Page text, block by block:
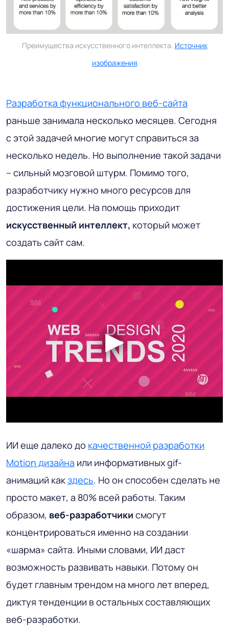
Преимущества искусственного интеллекта. Источник
изображения
Разработка функционального веб-сайта
раньше занимала несколько месяцев. Сегодня
с этой задачей многие могут справиться за
несколько недель. Но выполнение такой задачи
– сильный мозговой штурм. Помимо того,
разработчику нужно много ресурсов для
достижения цели. На помощь приходит
искусственный интеллект, который может
создать сайт сам.
ИИ еще далеко до качественной разработки
Motion дизайна или информативных gif-
анимаций какздесь. Но он способен сделать не
просто макет, а 80% всей работы. Таким
образом, веб-разработчики смогут
концентрироваться именно на создании
«шарма» сайта. Иными словами, ИИ даст
возможность развивать навыки. Потому он
будет главным трендом на много лет вперед,
диктуя тенденции в остальных составляющих
веб-разработки.